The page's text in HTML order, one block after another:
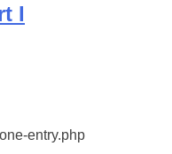
I
entry.php